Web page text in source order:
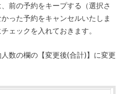
前の予約をキープする（選択さ
った予約をキャンセルいたしま
ェックを入れておきます。
数の欄の【変更後(合計)】に変更